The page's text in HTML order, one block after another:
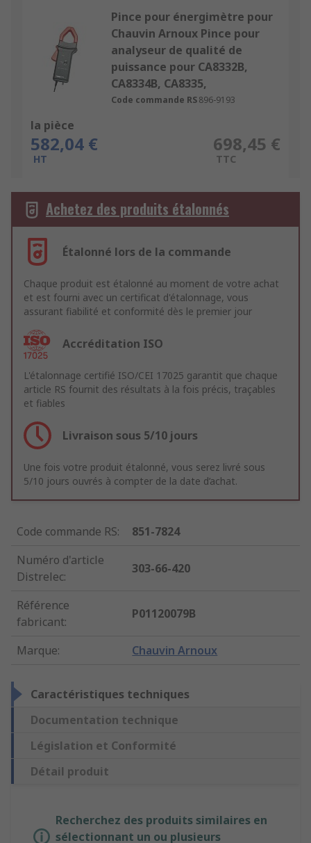
Pince pour énergimètre pour
Chauvin Arnoux Pince pour
analyseur de qualité de
puissance pour CA8332B,
CA8334B, CA8335,
Code commande RS896-9193
la pièce
582,04 €
HT
698,45 €
TTC
Achetez des produits étalonnés
Étalonné lors de la commande
Chaque produit est étalonné au moment de votre achat
et est fourni avec un certificat d'étalonnage, vous
assurant fiabilité et conformité dès le premier jour
Accréditation ISO
L'étalonnage certifié ISO/CEI 17025 garantit que chaque
article RS fournit des résultats à la fois précis, traçables
et fiables
Livraison sous 5/10 jours
Une fois votre produit étalonné, vous serez livré sous
5/10 jours ouvrés à compter de la date d’achat.
Code commande RS:
851-7824
Numéro d'article
Distrelec:
303-66-420
Référence
fabricant:
P01120079B
Marque: Chauvin Arnoux
Caractéristiques techniques
Documentation technique
Législation et Conformité
Détail produit
Recherchez des produits similaires en
sélectionnant un ou plusieurs